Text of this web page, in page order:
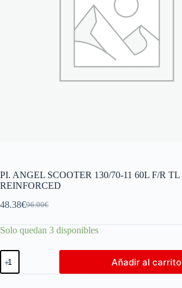
PI. ANGEL SCOOTER 130/70-11 60L F/R TL
REINFORCED
96.00€
48.38€
Solo quedan 3 disponibles
Añadir al carrito